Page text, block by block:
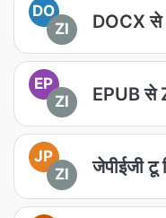
DO
ZI
DOCX से
EP
ZI
EPUB से
JP
ZI
जेपीईजी टू